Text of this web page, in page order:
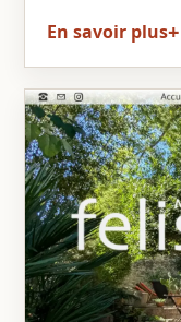
En savoir plus